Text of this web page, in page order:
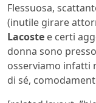
Flessuosa,
(inutile girare
Lacoste e certi
donna sono
osserviamo infatti
di sé,